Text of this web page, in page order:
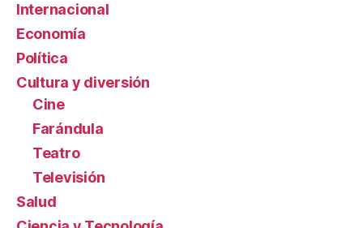
Internacional
Economía
Política
Cultura y diversión
Cine
Farándula
Teatro
Televisión
Salud